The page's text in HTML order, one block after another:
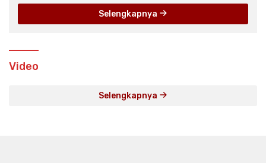
Selengkapnya
Video
Selengkapnya